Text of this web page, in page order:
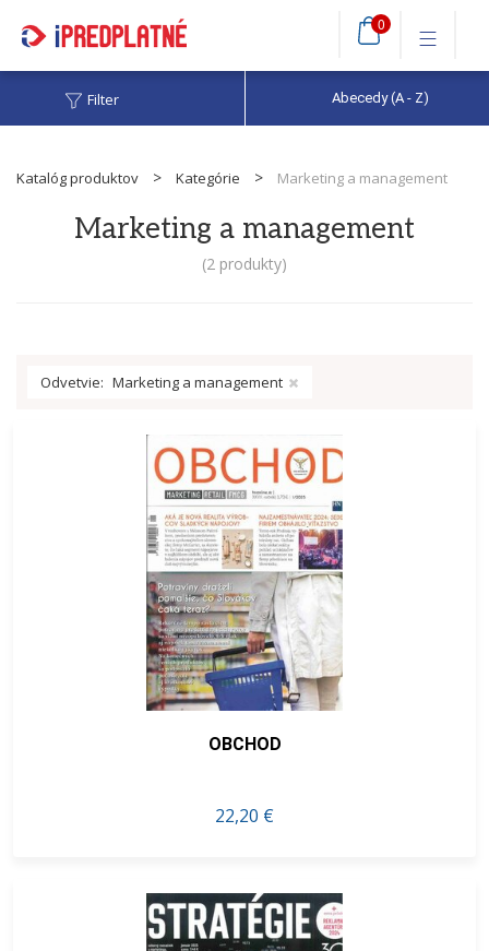
0
Katalóg produktov Kategórie Marketing a management
Marketing a management
(2 produkty)
Abecedy (A - Z)
Filter
Odvetvie: Marketing a management
OBCHOD
22,20 €